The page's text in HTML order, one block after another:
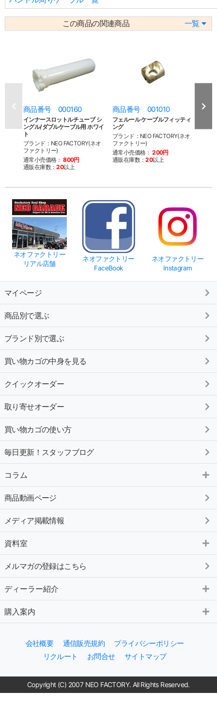
この商品の関連商品 一覧
商品番号 000160
インナースロットルチューブ シ
ングル/ダブルケーブル用 ホワイ
ト
ブランド：NEO FACTORY(ネオ
ファクトリー)
通常小売価格： 800円
通販在庫数：20以上
商品番号 001010
フェルール ケーブルフィッティ
ング
ブランド：NEO FACTORY(ネオ
ファクトリー)
通常小売価格： 200円
通販在庫数：20以上
商
ネオファクトリー
リアル店舗
ネオファクトリー
FaceBook
ネオファクトリー
Instagram
マイページ
商品別で選ぶ
ブランド別で選ぶ
買い物カゴの中身を見る
クイックオーダー
取り寄せオーダー
買い物カゴの使い方
毎日更新！スタッフブログ
コラム
商品動画ページ
メディア掲載情報
資料室
メルマガの登録はこちら
ディーラー紹介
購入案内
会社概要 通信販売規約
プライバシーポリシー
リクルート
お問合せ サイトマップ
Copyright (C) 2007 NEO FACTORY. All Rights Reserved.